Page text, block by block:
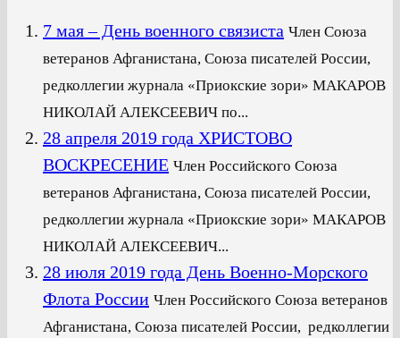
7 мая – День военного связиста Член Союза
ветеранов Афганистана, Союза писателей России,
редколлегии журнала «Приокские зори» МАКАРОВ
НИКОЛАЙ АЛЕКСЕЕВИЧ по...
28 апреля 2019 года ХРИСТОВО
ВОСКРЕСЕНИЕ Член Российского Союза
ветеранов Афганистана, Союза писателей России,
редколлегии журнала «Приокские зори» МАКАРОВ
НИКОЛАЙ АЛЕКСЕЕВИЧ...
28 июля 2019 года День Военно-Морского
Флота России Член Российского Союза ветеранов
Афганистана, Союза писателей России, редколлегии